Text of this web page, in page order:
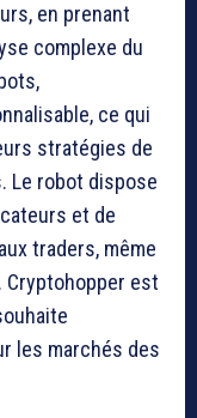
en prenant
complexe du
ce qui
stratégies de
Le robot dispose
et de
traders, même
Cryptohopper est
les marchés des